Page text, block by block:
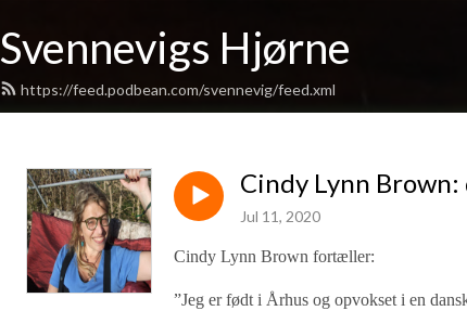
Svennevigs Hjørne
https://feed.podbean.com/svennevig/feed.xml
Cindy Lynn
Jul 11, 2020
Cindy Lynn Brown fortæller:
”Jeg er født i Århus og opvokset i en